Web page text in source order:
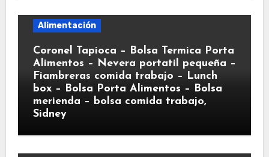
Alimentación
Coronel Tapioca – Bolsa Termica Porta
Alimentos – Nevera portatil pequeña –
Fiambreras comida trabajo – Lunch
box – Bolsa Porta Alimentos – Bolsa
merienda – bolsa comida trabajo,
Sidney